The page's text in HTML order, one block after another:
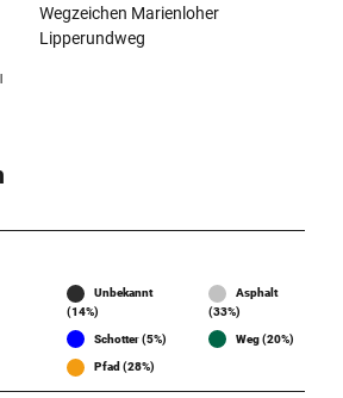
Wegzeichen Marienloher
Lipperundweg
Unbekannt
(14%)
Asphalt
(33%)
Schotter (5%) Weg (20%)
Pfad (28%)